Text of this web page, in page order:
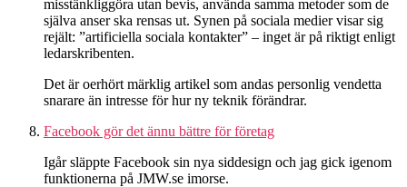
misstänkliggöra utan bevis, använda samma metoder som de
själva anser ska rensas ut. Synen på sociala medier visar sig
rejält: ”artificiella sociala kontakter” – inget är på riktigt enligt
ledarskribenten.
Det är oerhört märklig artikel som andas personlig vendetta
snarare än intresse för hur ny teknik förändrar.
Facebook gör det ännu bättre för företag
Igår släppte Facebook sin nya siddesign och jag gick igenom
funktionerna på JMW.se imorse.